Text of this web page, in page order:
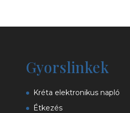
Gyorslinkek
Kréta elektronikus napló
Étkezés